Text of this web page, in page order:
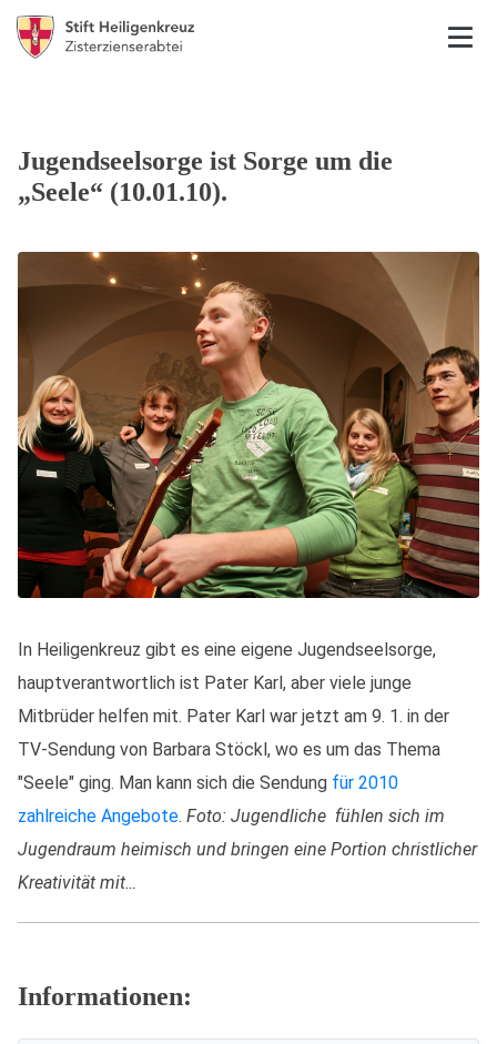
Jugendseelsorge ist Sorge um die
„Seele“ (10.01.10).
In Heiligenkreuz gibt es eine eigene Jugendseelsorge,
hauptverantwortlich ist Pater Karl, aber viele junge
Mitbrüder helfen mit. Pater Karl war jetzt am 9. 1. in der
TV-Sendung von Barbara Stöckl, wo es um das Thema
"Seele" ging. Man kann sich die Sendung für 2010
zahlreiche Angebote. Foto: Jugendliche fühlen sich im
Jugendraum heimisch und bringen eine Portion christlicher
Kreativität mit…
Informationen: